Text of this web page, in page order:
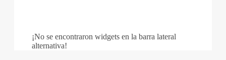
¡No se encontraron widgets en la barra lateral
alternativa!